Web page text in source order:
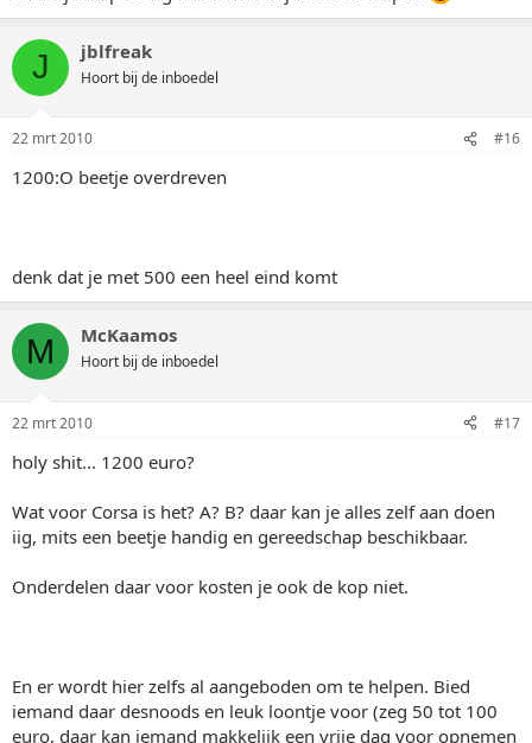
J jblfreak
Hoort bij de inboedel
22 mrt 2010 #16
1200:O beetje overdreven
denk dat je met 500 een heel eind komt
M McKaamos
Hoort bij de inboedel
22 mrt 2010 #17
holy shit... 1200 euro?
Wat voor Corsa is het? A? B? daar kan je alles zelf aan doen
iig, mits een beetje handig en gereedschap beschikbaar.
Onderdelen daar voor kosten je ook de kop niet.
En er wordt hier zelfs al aangeboden om te helpen. Bied
iemand daar desnoods en leuk loontje voor (zeg 50 tot 100
euro, daar kan iemand makkelijk een vrije dag voor opnemen